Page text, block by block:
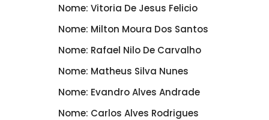
Nome: Vitoria De Jesus Felicio
Nome: Milton Moura Dos Santos
Nome: Rafael Nilo De Carvalho
Nome: Matheus Silva Nunes
Nome: Evandro Alves Andrade
Nome: Carlos Alves Rodrigues